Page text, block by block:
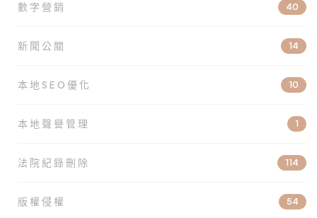
數字營銷 40
新聞公關 14
本地SEO優化 10
本地聲譽管理 1
法院紀錄刪除 114
版權侵權 54